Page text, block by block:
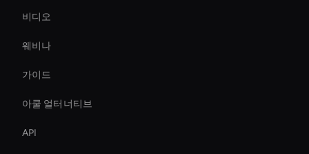
비디오
웨비나
가이드
아쿨 얼터너티브
API